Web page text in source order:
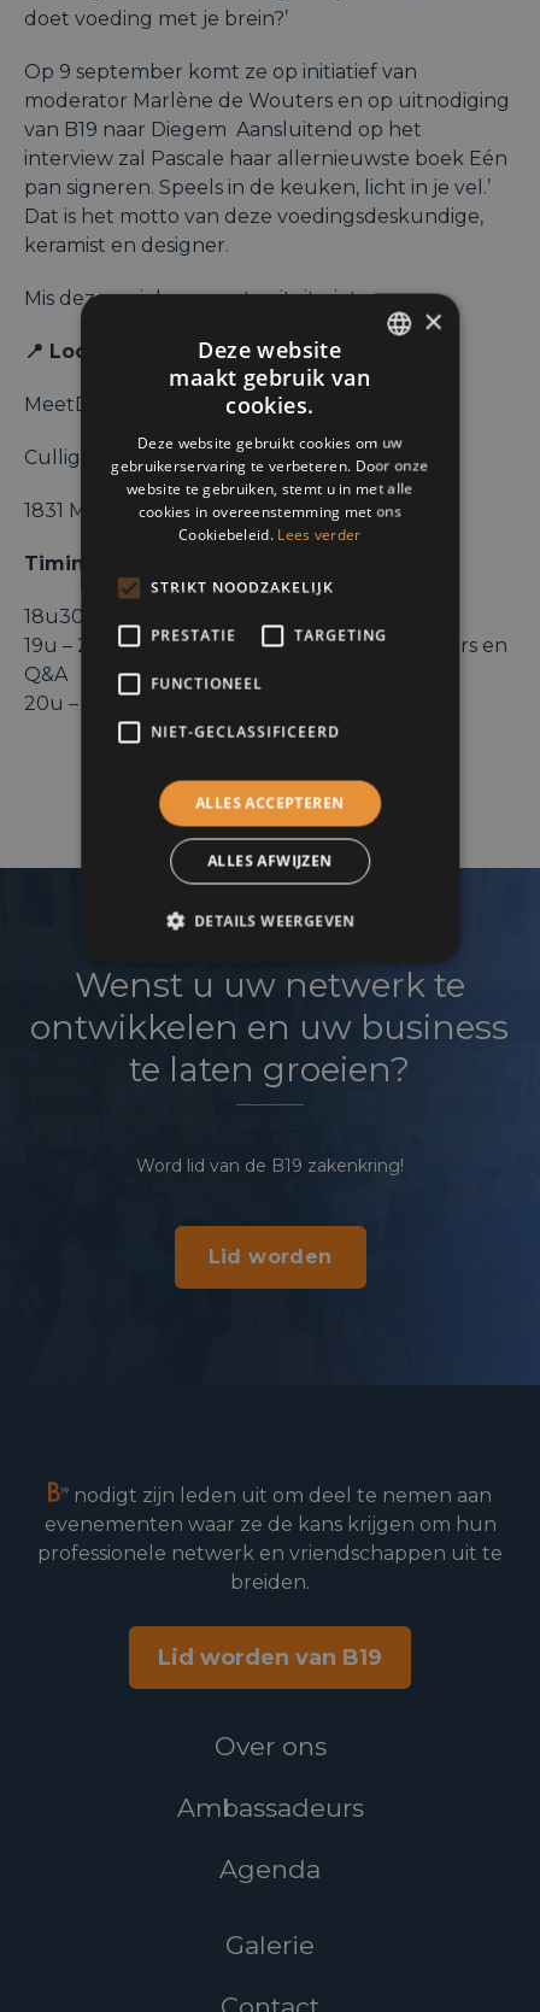
doet voeding met je brein?’
Op 9 september komt ze op initiatief van
moderator Marlène de Wouters en op uitnodiging
van B19 naar Diegem Aansluitend op het
interview zal Pascale haar allernieuwste boek Eén
pan signeren. Speels in de keuken, licht in je vel.’
Dat is het motto van deze voedingsdeskundige,
keramist en designer.
Mis deze unieke opportuniteit niet.
📍 Locatie:
MeetDistrict Diegem
Culliganlaan 5
1831 Machelen
Timing
18u30 : Onthaal
19u – 20u : Interview door Marlène de Wouters en
Q&A
20u – 21u : Signeersessie & Netwerking
Wenst u uw netwerk te
ontwikkelen en uw business
te laten groeien?
Word lid van de B19 zakenkring!
Lid worden
nodigt zijn leden uit om deel te nemen aan
evenementen waar ze de kans krijgen om hun
professionele netwerk en vriendschappen uit te
breiden.
Lid worden van B19
Over ons
Ambassadeurs
Agenda
Galerie
ENGLISH
DUTCH
×
Deze website
maakt gebruik van
cookies.
Deze website gebruikt cookies om uw
gebruikerservaring te verbeteren. Door onze
website te gebruiken, stemt u in met alle
cookies in overeenstemming met ons
Cookiebeleid. Lees verder
STRIKT NOODZAKELIJK
PRESTATIE TARGETING
FUNCTIONEEL
NIET-GECLASSIFICEERD
ALLES ACCEPTEREN
ALLES AFWIJZEN
DETAILS WEERGEVEN